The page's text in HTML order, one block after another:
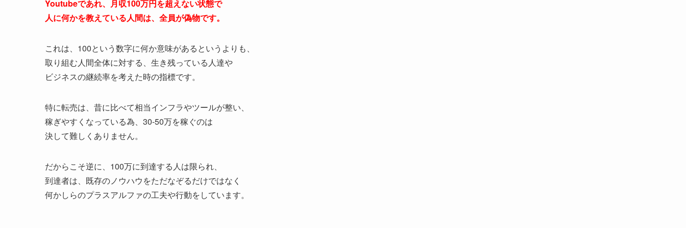
Youtubeであれ、月収100万円を超えない状態で
人に何かを教えている人間は、全員が偽物です。
これは、100という数字に何か意味があるというよりも、
取り組む人間全体に対する、生き残っている人達や
ビジネスの継続率を考えた時の指標です。
特に転売は、昔に比べて相当インフラやツールが整い、
稼ぎやすくなっている為、30-50万を稼ぐのは
決して難しくありません。
だからこそ逆に、100万に到達する人は限られ、
到達者は、既存のノウハウをただなぞるだけではなく
何かしらのプラスアルファの工夫や行動をしています。